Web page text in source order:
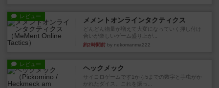
レビュー メメントオンラインタクティクス
どんどん物量が増えて大変になっていく押し付け
合いが楽しいゲーム盛り上が...
約2時間前 by nekomanma222
レビュー ヘックメック
サイコロゲームです1から5までの数字と芋虫がか
かれたダイス。これを振っ...